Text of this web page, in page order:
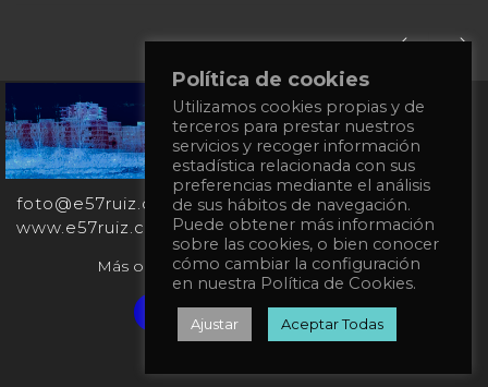
+34
651
862
863
foto@e57ruiz.com
www.e57ruiz.com
Más obras en la galería virtual Singulart:
Verified artist on Singulart
Política de cookies
Utilizamos cookies propias y de
terceros para prestar nuestros
servicios y recoger información
estadística relacionada con sus
preferencias mediante el análisis
de sus hábitos de navegación.
Puede obtener más información
sobre las cookies, o bien conocer
cómo cambiar la configuración
en nuestra Política de Cookies.
Ajustar Aceptar Todas